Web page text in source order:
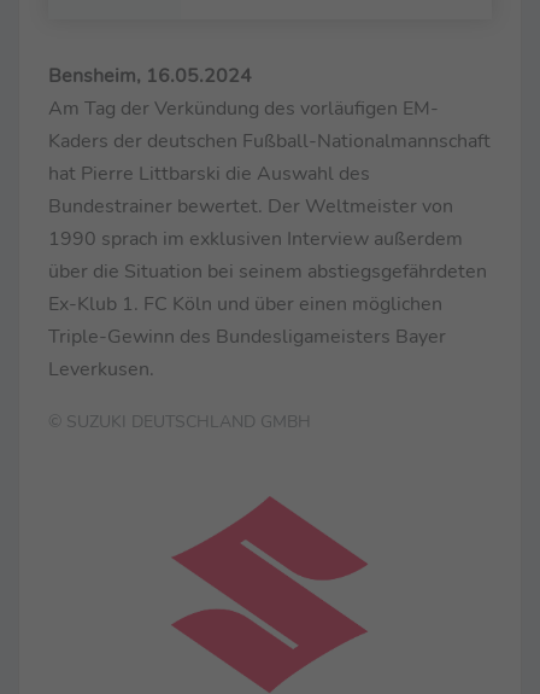
Bensheim, 16.05.2024
Am Tag der Verkündung des vorläufigen EM-
Kaders der deutschen Fußball-Nationalmannschaft
hat Pierre Littbarski die Auswahl des
Bundestrainer bewertet. Der Weltmeister von
1990 sprach im exklusiven Interview außerdem
über die Situation bei seinem abstiegsgefährdeten
Ex-Klub 1. FC Köln und über einen möglichen
Triple-Gewinn des Bundesligameisters Bayer
Leverkusen.
© SUZUKI DEUTSCHLAND GMBH